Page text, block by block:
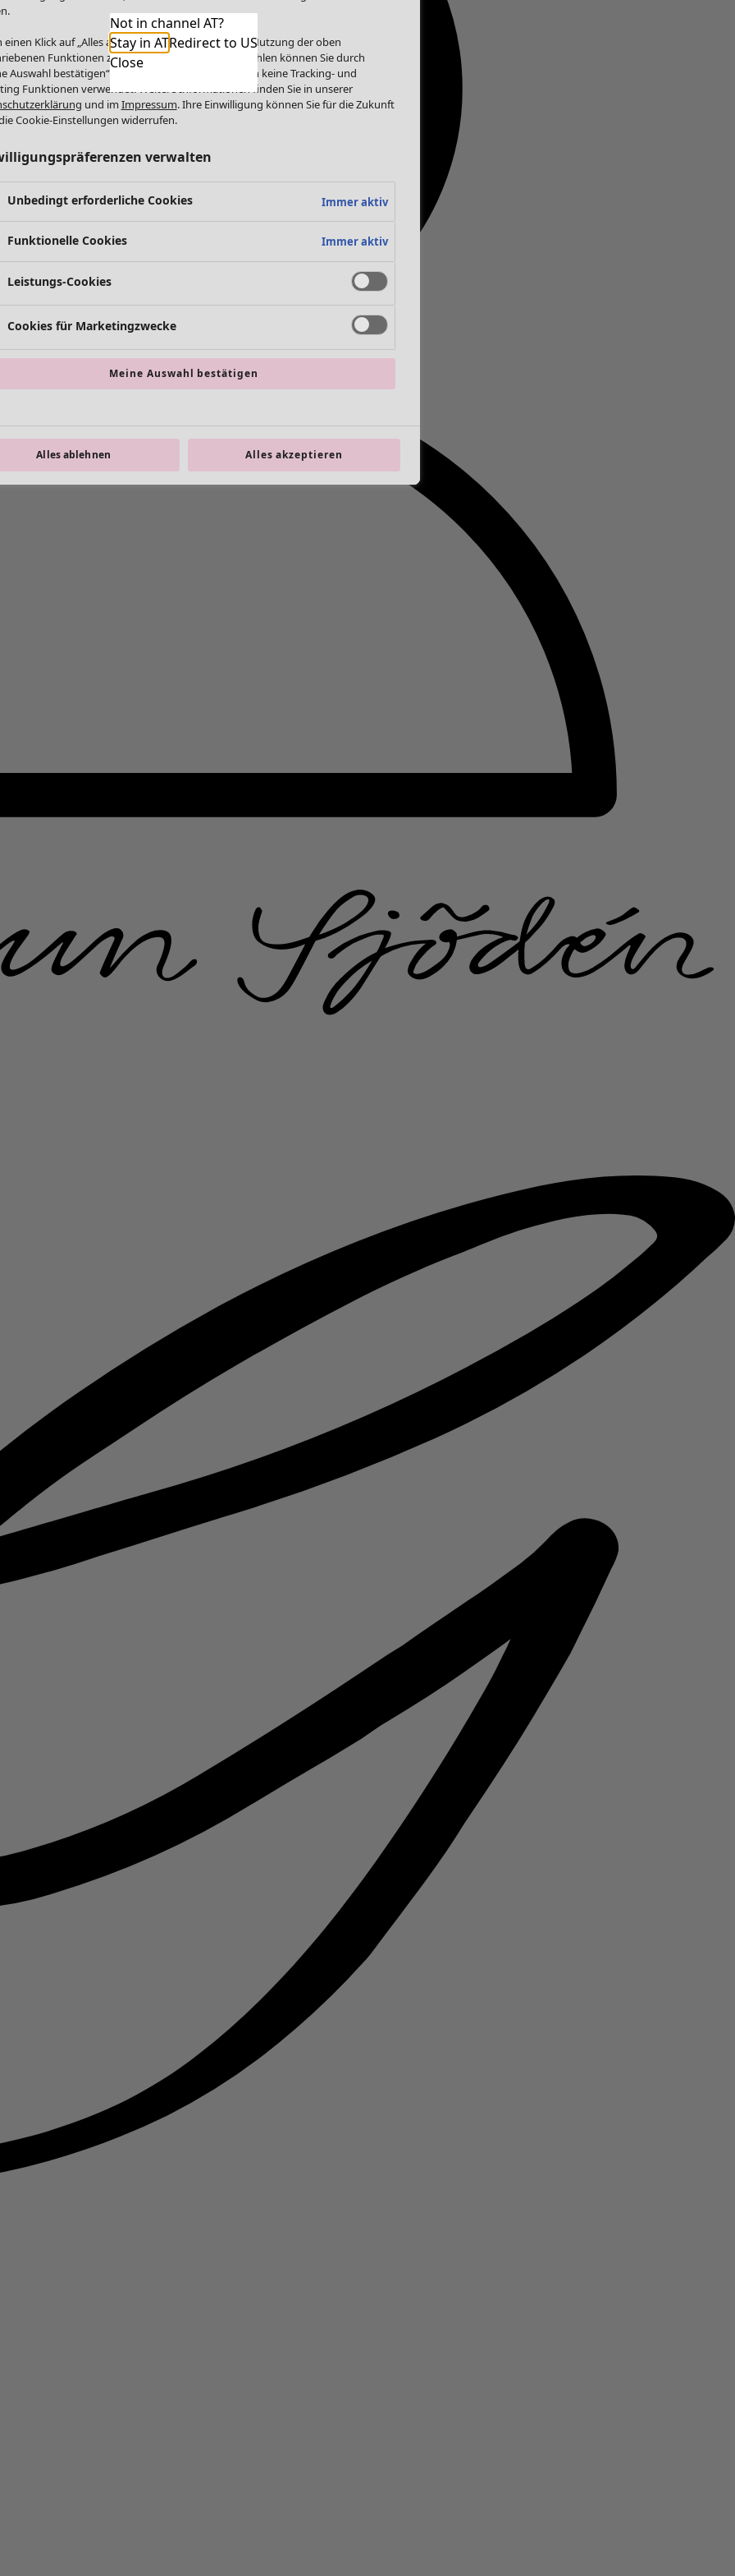
Not in channel AT?
Stay in ATRedirect to US
Close
einen Klick auf „Alles akzeptieren“ stimmen Sie der Nutzung der oben
Funktionen zu. Einzelne Funktionen auswählen können Sie durch
Auswahl bestätigen“. Über „Alles ablehnen“ werden keine Tracking- und
Funktionen verwendet. Weitere Informationen finden Sie in unserer
und im Impressum. Ihre Einwilligung können Sie für die Zukunft
Cookie-Einstellungen widerrufen.
verwalten
Unbedingt erforderliche Cookies Immer aktiv
Funktionelle Cookies Immer aktiv
Leistungs-Cookies
Cookies für Marketingzwecke
Meine Auswahl bestätigen
Alles ablehnen Alles akzeptieren